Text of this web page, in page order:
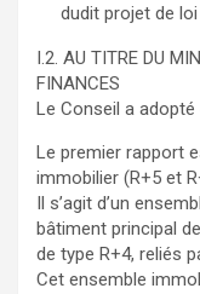
dudit projet de loi
I.2. AU TITRE DU
FINANCES
Le Conseil a adopté
Le premier rapport
immobilier (R+5 et
Il s’agit d’un
bâtiment principal
de type R+4, reliés
Cet ensemble